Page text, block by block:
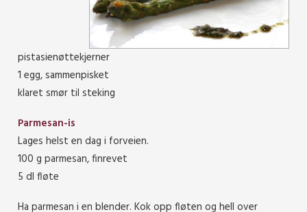
pistasienøttekjerner
1 egg, sammenpisket
klaret smør til steking
Parmesan-is
Lages helst en dag i forveien.
100 g parmesan, finrevet
5 dl fløte
Ha parmesan i en blender. Kok opp fløten og hell over